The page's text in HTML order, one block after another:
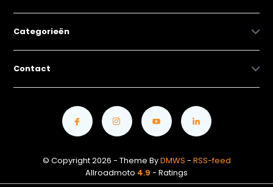
Categorieën
Contact
© Copyright 2026 - Theme ByDMWS - RSS-feed
Allroadmoto 4.9 - Ratings